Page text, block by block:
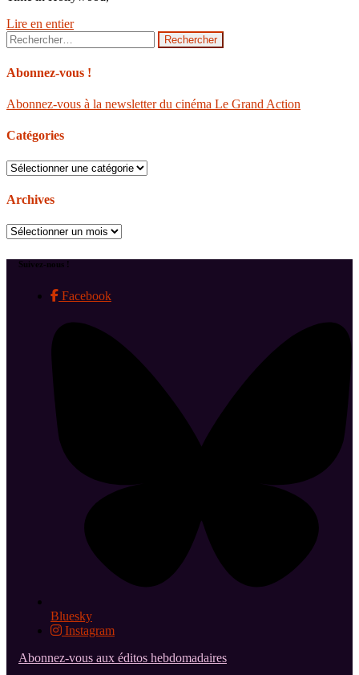
Lire en entier
Rechercher :
Abonnez-vous !
Abonnez-vous à la newsletter du cinéma Le Grand Action
Catégories
Catégories
Archives
Archives
Suivez-nous !
Facebook
Bluesky
Instagram
Abonnez-vous aux éditos hebdomadaires